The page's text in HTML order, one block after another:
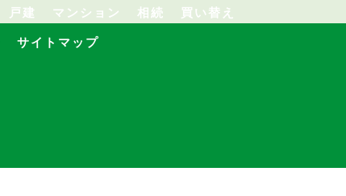
戸建 マンション 相続 買い替え
サイトマップ